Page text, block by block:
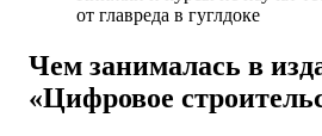
от главреда в гуглдоке
Чем занималась в
«Цифровое